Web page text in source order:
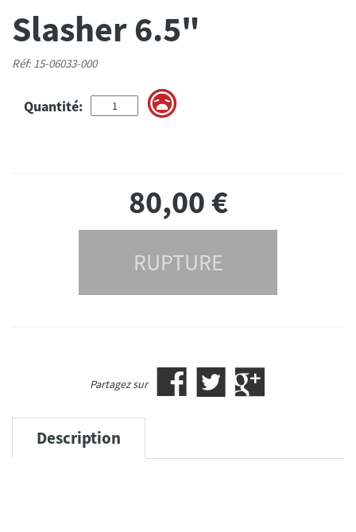
Slasher 6.5"
Réf: 15-06033-000
Quantité:
80,00€
RUPTURE
Partagez sur
Description